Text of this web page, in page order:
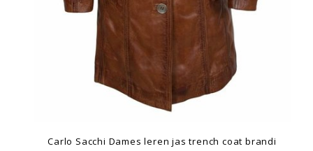
Carlo Sacchi Dames leren jas trench coat brandi